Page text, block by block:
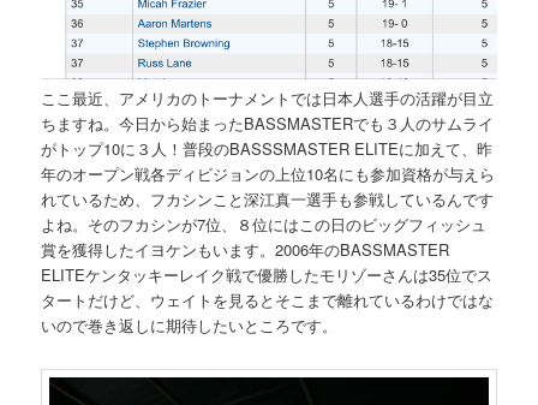
ここ最近、アメリカのトーナメントでは日本人選手の活躍が目立
ちますね。今日から始まったBASSMASTERでも３人のサムライ
がトップ10に３人！普段のBASSSMASTER ELITEに加えて、昨
年のオープン戦各ディビジョンの上位10名にも参加資格が与えら
れているため、フカシンこと深江真一選手も参戦しているんです
よね。そのフカシンが7位、８位にはこの日のビッグフィッシュ
賞を獲得したイヨケンもいます。2006年のBASSMASTER
ELITEケンタッキーレイク戦で優勝したモリゾーさんは35位でス
タートだけど、ウェイトを見るとそこまで離れているわけではな
いので巻き返しに期待したいところです。